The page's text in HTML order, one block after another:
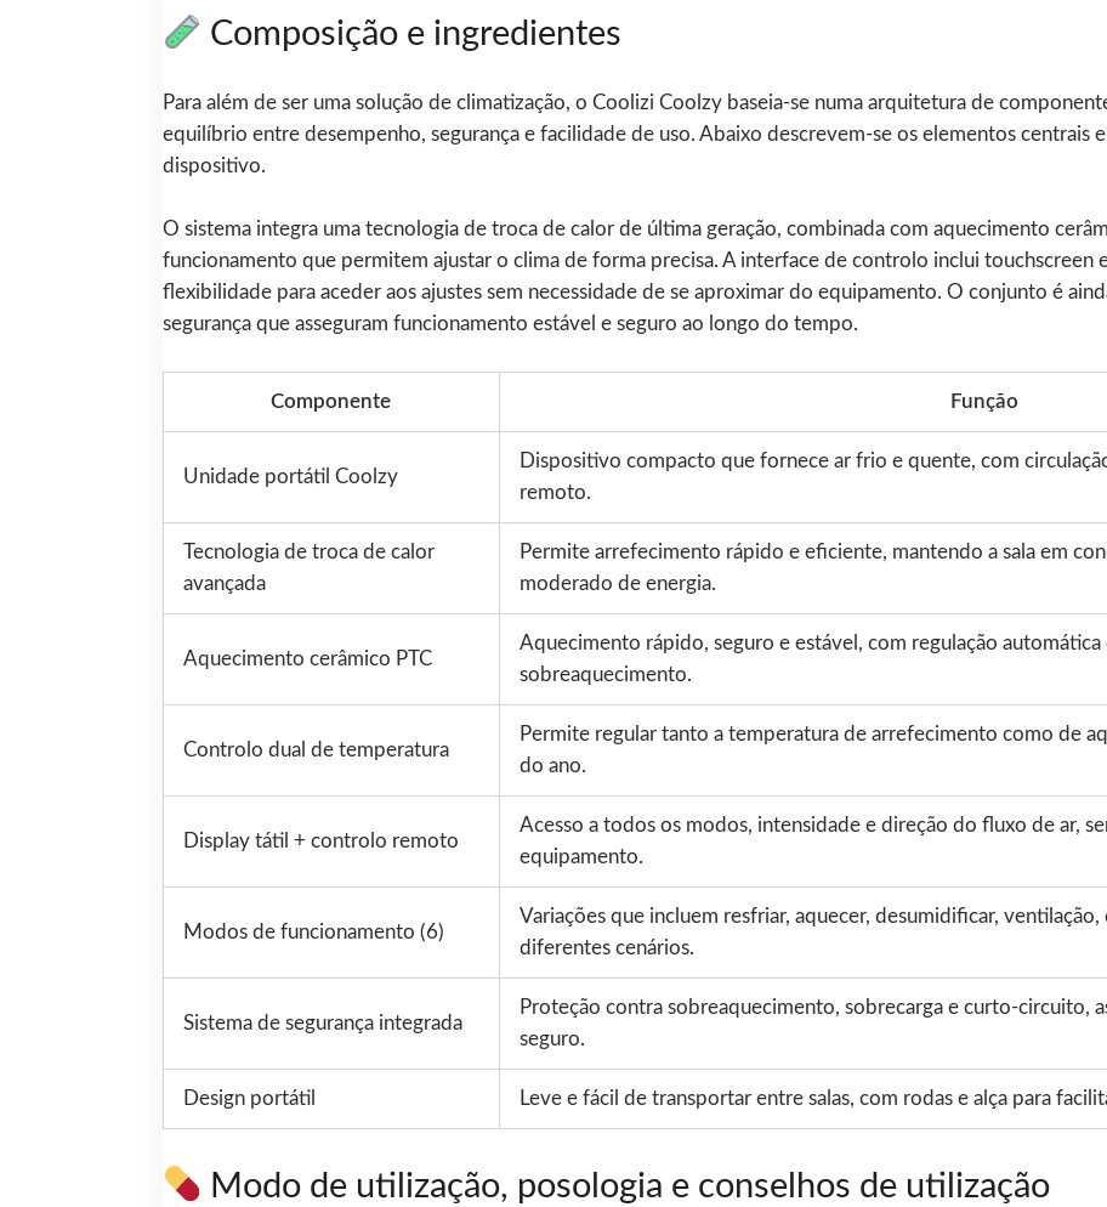
Composição e ingredientes
Para além de ser uma solução de climatização, o Coolizi Coolzy baseia-se numa arquitetura de
equilíbrio entre desempenho, segurança e facilidade de uso. Abaixo descrevem-se os elementos centrais
dispositivo.
O sistema integra uma tecnologia de troca de calor de última geração, combinada com aquecimento
funcionamento que permitem ajustar o clima de forma precisa. A interface de controlo inclui
flexibilidade para aceder aos ajustes sem necessidade de se aproximar do equipamento. O conjunto é
segurança que asseguram funcionamento estável e seguro ao longo do tempo.
Componente Função
Unidade portátil Coolzy
Dispositivo compacto que fornece ar frio e quente, com
remoto.
Tecnologia de troca de calor
avançada
Permite arrefecimento rápido e eficiente, mantendo a sala em
moderado de energia.
Aquecimento cerâmico PTC
Aquecimento rápido, seguro e estável, com regulação
sobreaquecimento.
Controlo dual de temperatura
Permite regular tanto a temperatura de arrefecimento como de
do ano.
Display tátil + controlo remoto
Acesso a todos os modos, intensidade e direção do fluxo de ar,
equipamento.
Modos de funcionamento (6)
Variações que incluem resfriar, aquecer, desumidificar,
diferentes cenários.
Sistema de segurança integrada
Proteção contra sobreaquecimento, sobrecarga e curto-circuito,
seguro.
Design portátil Leve e fácil de transportar entre salas, com rodas e alça para
Modo de utilização, posologia e conselhos de utilização